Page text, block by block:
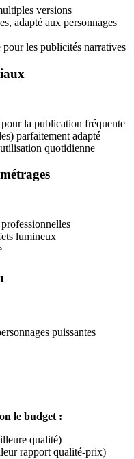
versions
adapté aux personnages
les publicités narratives
la publication fréquente
parfaitement adapté
quotidienne
lumineux
puissantes
le budget :
qualité)
rapport qualité-prix)